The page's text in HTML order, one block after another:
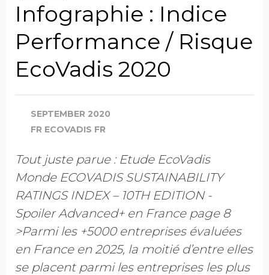
Infographie : Indice
Performance / Risque
EcoVadis 2020
SEPTEMBER 2020
FR ECOVADIS FR
Tout juste parue : Etude EcoVadis
Monde ECOVADIS SUSTAINABILITY
RATINGS INDEX – 10TH EDITION -
Spoiler Advanced+ en France page 8
>Parmi les +5000 entreprises évaluées
en France en 2025, la moitié d’entre elles
se placent parmi les entreprises les plus